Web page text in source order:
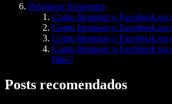
Perguntas frequentes
Como bloquear o Facebook no
Como bloquear o Facebook na
Como bloquear o Facebook no
Como bloquear o Facebook no
filho?
Posts recomendados